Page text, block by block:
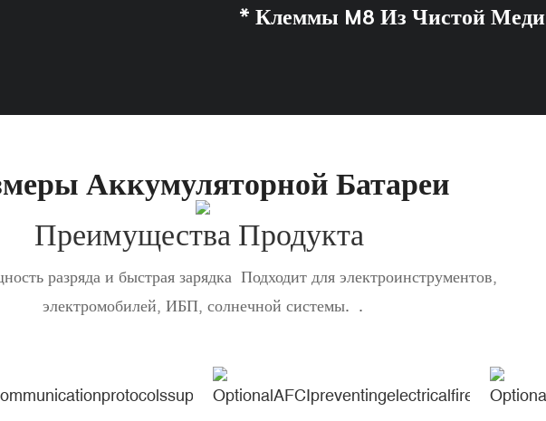
* Клеммы M8 Из Чистой Меди
Аккумуляторной Батареи
Преимущества Продукта
разряда и быстрая зарядка Подходит для электроинструментов,
электромобилей, ИБП, солнечной системы. .